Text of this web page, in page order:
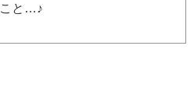
と…♪